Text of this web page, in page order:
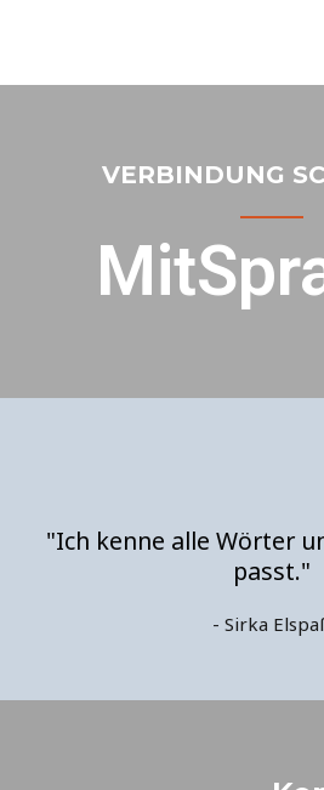
VERBINDUNG
"Ich kenne alle Wörter
passt."
- Sirka